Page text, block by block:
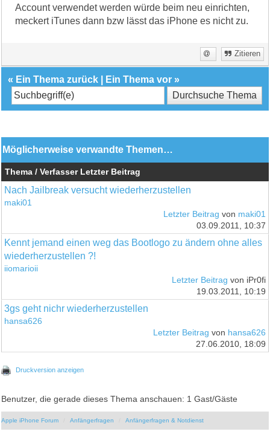
Account verwendet werden würde beim neu einrichten,
meckert iTunes dann bzw lässt das iPhone es nicht zu.
Zitieren
« Ein Thema zurück Ein Thema vor »
Möglicherweise verwandte Themen…
Thema / Verfasser Letzter Beitrag
Nach Jailbreak versucht wiederherzustellen
maki01
Letzter Beitrag von maki01
03.09.2011, 10:37
Kennt jemand einen weg das Bootlogo zu ändern ohne alles
wiederherzustellen ?!
iiomarioii
Letzter Beitrag von iPr0fi
19.03.2011, 10:19
3gs geht nichr wiederherzustellen
hansa626
Letzter Beitrag von hansa626
27.06.2010, 18:09
Druckversion anzeigen
Benutzer, die gerade dieses Thema anschauen: 1 Gast/Gäste
Apple iPhone Forum Anfängerfragen Anfängerfragen & Notdienst